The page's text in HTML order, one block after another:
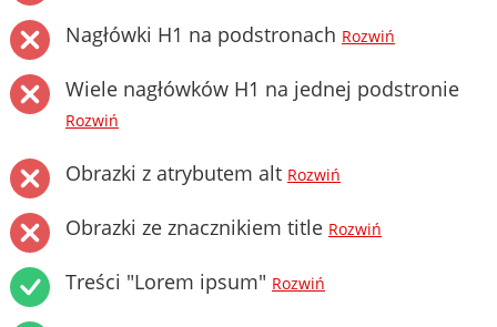
Nagłówki H1 na podstronach Rozwiń
Wiele nagłówków H1 na jednej podstronie
Rozwiń
Obrazki z atrybutem alt Rozwiń
Obrazki ze znacznikiem title Rozwiń
Treści "Lorem ipsum" Rozwiń